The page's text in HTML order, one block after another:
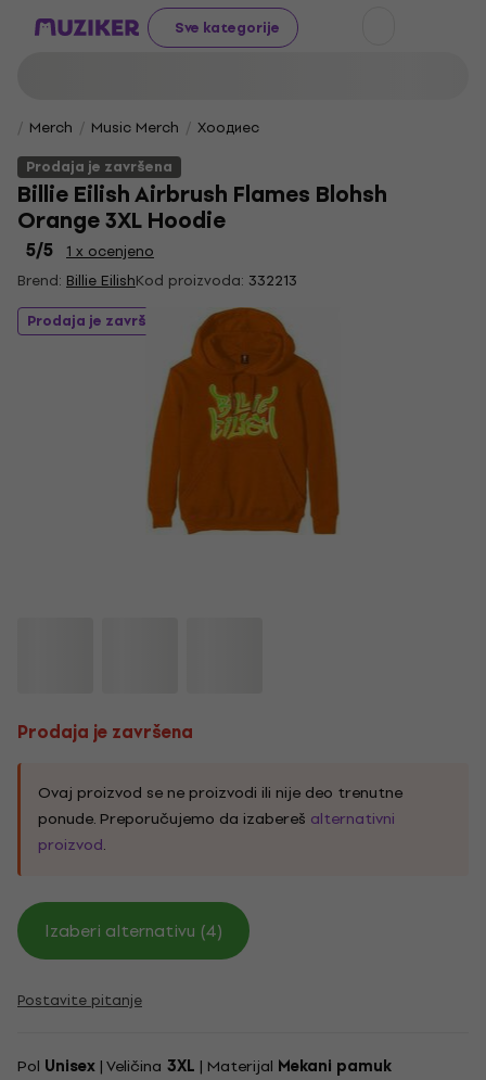
Sve kategorije
Merch Music Merch
Хоодиес
Prodaja je završena
Billie Eilish Airbrush Flames Blohsh
Orange 3XL Hoodie
5/5
1 x ocenjeno
Brend: Billie EilishKod proizvoda: 332213
Prodaja je završena
Prodaja je završena
Ovaj proizvod se ne proizvodi ili nije deo trenutne
ponude. Preporučujemo da izabereš alternativni
proizvod.
Izaberi alternativu (4)
Postavite pitanje
Pol Unisex | Veličina 3XL | Materijal Mekani pamuk